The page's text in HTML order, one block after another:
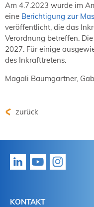
Am 4.7.2023 wurde im
eine Berichtigung zur
veröffentlicht, die das
Verordnung betreffen.
2027. Für einige
des Inkrafttretens.
Magali Baumgartner,
zurück
KONTAKT